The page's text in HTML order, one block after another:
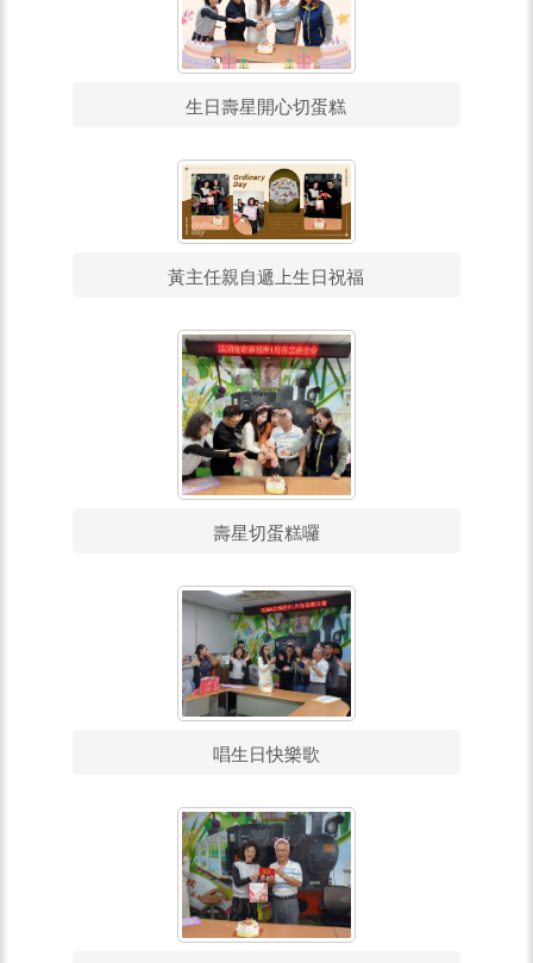
生日壽星開心切蛋糕
黃主任親自遞上生日祝福
壽星切蛋糕囉
唱生日快樂歌